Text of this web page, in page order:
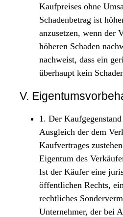
Kaufpreises ohne
Schadenbetrag ist
anzusetzen, wenn der
höheren Schaden
nachweist, dass ein
überhaupt kein
V.
1. Der
Ausgleich der dem
Kaufvertrages
Eigentum des
Ist der Käufer eine
öffentlichen Rechts,
rechtliches
Unternehmer, der bei